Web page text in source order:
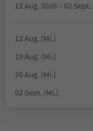
12 Aug. 2026 – 02 Sept.
12 Aug. (Mi.)
19 Aug. (Mi.)
26 Aug. (Mi.)
02 Sept. (Mi.)